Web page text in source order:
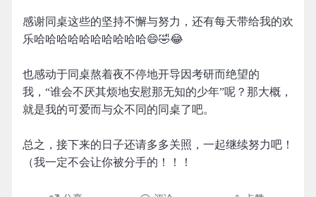
感谢同桌这些的坚持不懈与努力，还有每天带给我的欢
乐哈哈哈哈哈哈哈哈哈哈😄🤣😂
也感动于同桌熬着夜不停地开导因考研而绝望的
我，“谁会不厌其烦地安慰那无知的少年”呢？那大概，
就是我的可爱而与众不同的同桌了吧。
总之，接下来的日子还请多多关照，一起继续努力吧！
（我一定不会让你被分手的！！！